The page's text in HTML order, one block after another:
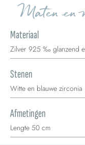
Maten en
Materiaal
Zilver 925 ‰ glanzend
Stenen
Witte en blauwe zirconia
Afmetingen
Lengte 50 cm